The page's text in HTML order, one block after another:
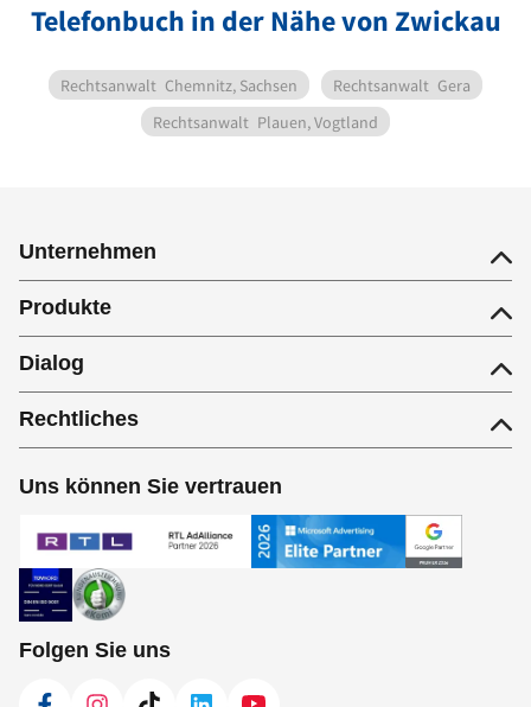
Telefonbuch in der Nähe von Zwickau
Rechtsanwalt Chemnitz, Sachsen Rechtsanwalt Gera
Rechtsanwalt Plauen, Vogtland
Unternehmen
Produkte
Dialog
Rechtliches
Uns können Sie vertrauen
Folgen Sie uns